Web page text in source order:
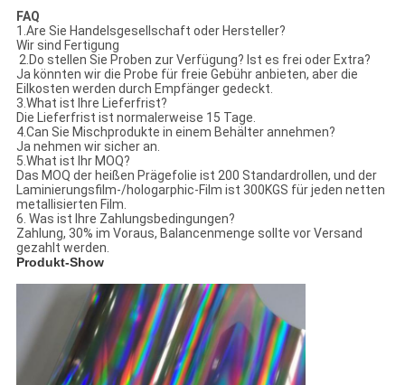
FAQ
1.Are Sie Handelsgesellschaft oder Hersteller?
Wir sind Fertigung
2.Do stellen Sie Proben zur Verfügung? Ist es frei oder Extra?
Ja könnten wir die Probe für freie Gebühr anbieten, aber die
Eilkosten werden durch Empfänger gedeckt.
3.What ist Ihre Lieferfrist?
Die Lieferfrist ist normalerweise 15 Tage.
4.Can Sie Mischprodukte in einem Behälter annehmen?
Ja nehmen wir sicher an.
5.What ist Ihr MOQ?
Das MOQ der heißen Prägefolie ist 200 Standardrollen, und der
Laminierungsfilm-/hologarphic-Film ist 300KGS für jeden netten
metallisierten Film.
6. Was ist Ihre Zahlungsbedingungen?
Zahlung, 30% im Voraus, Balancenmenge sollte vor Versand
gezahlt werden.
Produkt-Show